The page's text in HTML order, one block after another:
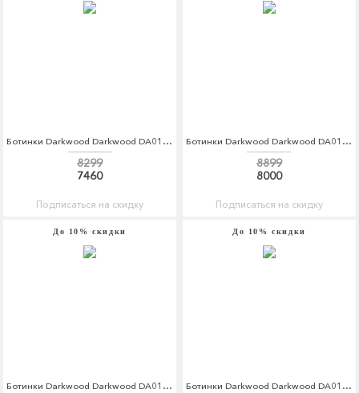
Ботинки Darkwood Darkwood DA014AWCBGK7
8299
7460
Подписаться на скидку
Ботинки Darkwood Darkwood DA014AWCBGK3
8899
8000
Подписаться на скидку
До 10% скидки
Ботинки Darkwood Darkwood DA014AMCBGH1
До 10% скидки
Ботинки Darkwood Darkwood DA014AMCBGH3